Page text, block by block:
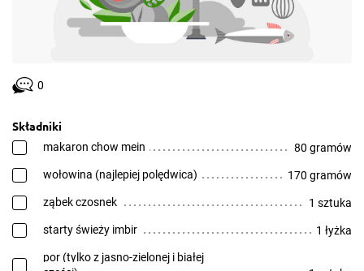
0
Składniki
makaron chow mein 80 gramów
wołowina (najlepiej polędwica) 170 gramów
ząbek czosnek 1 sztuka
starty świeży imbir 1 łyżka
por (tylko z jasno-zielonej i białej